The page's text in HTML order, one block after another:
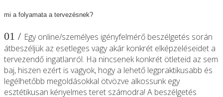
mi a folyamata a tervezésnek?
01 / Egy online/személyes igényfelmérő beszélgetés során
átbeszéljük az esetleges vagy akár konkrét elképzeléseidet a
tervezendő ingatlanról. Ha nincsenek konkrét ötleteid az sem
baj, hiszen ezért is vagyok, hogy a lehető legpraktikusabb és
legélhetőbb megoldásokkal ötvözve alkossunk egy
esztétikusan kényelmes teret számodra! A beszélgetés